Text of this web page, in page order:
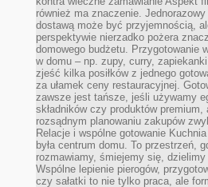
również ma znaczenie. Jednorazowy
dostawą może być przyjemnością,
perspektywie nierzadko pożera
domowego budżetu. Przygotowanie
w domu – np. zupy, curry,
zjeść kilka posiłków z jednego
za ułamek ceny restauracyjnej.
zawsze jest tańsze, jeśli używamy
składników czy produktów premium,
rozsądnym planowaniu zakupów
Relacje i wspólne gotowanie
była centrum domu. To przestrzeń,
rozmawiamy, śmiejemy się, dzielimy
Wspólne lepienie pierogów,
czy sałatki to nie tylko praca, ale